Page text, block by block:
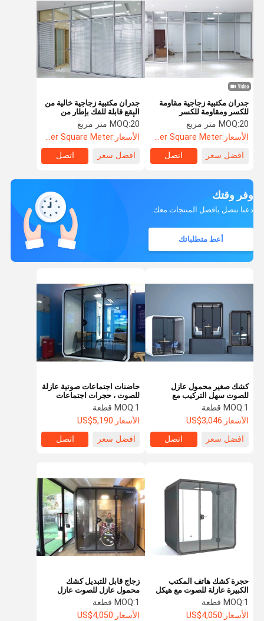
جدران مكتبية زجاجية خالية من
البقع قابلة للفك بإطار من
الألومنيوم
MOQ:20 متر مربع
الأسعار:US$52.60 Per Square Meter
افضل سعر
اتصل
جدران مكتبية زجاجية مقاومة
للكسر ومقاومة للكسر
ومقصورة عالية
MOQ:20 متر مربع
الأسعار:US$52.60 Per Square Meter
افضل سعر
اتصل
وفر وقتك
دعنا نتصل بأفضل المنتجات معك.
أعط متطلباتك
كشك صغير محمول عازل
للصوت سهل التركيب مع
مساحة عمل 0.76 متر مربع
MOQ:1 قطعة
الأسعار:US$3,046
افضل سعر
اتصل
حاضنات اجتماعات صوتية عازلة
للصوت ، حجرات اجتماعات
متحركة
MOQ:1 قطعة
الأسعار:US$5,190
افضل سعر
اتصل
حجرة كشك هاتف المكتب
الكبيرة عازلة للصوت مع هيكل
من الألومنيوم
MOQ:1 قطعة
الأسعار:US$4,050
زجاج قابل للتبديل كشك
محمول عازل للصوت عازل
للصوت
MOQ:1 قطعة
الأسعار:US$4,050